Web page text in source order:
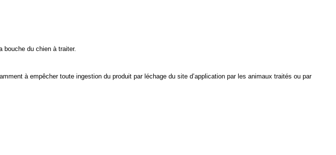
bouche du chien à traiter.
à empêcher toute ingestion du produit par léchage du site d’application par les animaux traités ou par